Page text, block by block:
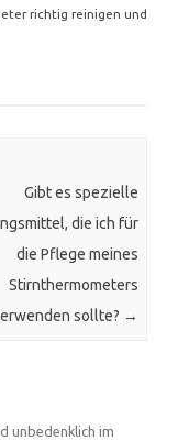
richtig reinigen und
Gibt es spezielle
die ich für
die Pflege meines
Stirnthermometers
sollte? →
unbedenklich im